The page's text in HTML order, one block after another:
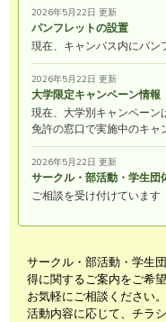
2026年5月22日 更新
パンフレットの設置
現在、キャンパス内にパン
2026年5月22日 更新
大学限定キャンペーン情報
現在、大学別キャンペーン
免許の窓口で実施中のキャ
2026年5月22日 更新
サークル・部活動・学生団
ご相談を受け付けています
サークル・部活動・学生
得に関するご案内をご希望
お気軽にご相談ください。
活動内容に応じて、チラ